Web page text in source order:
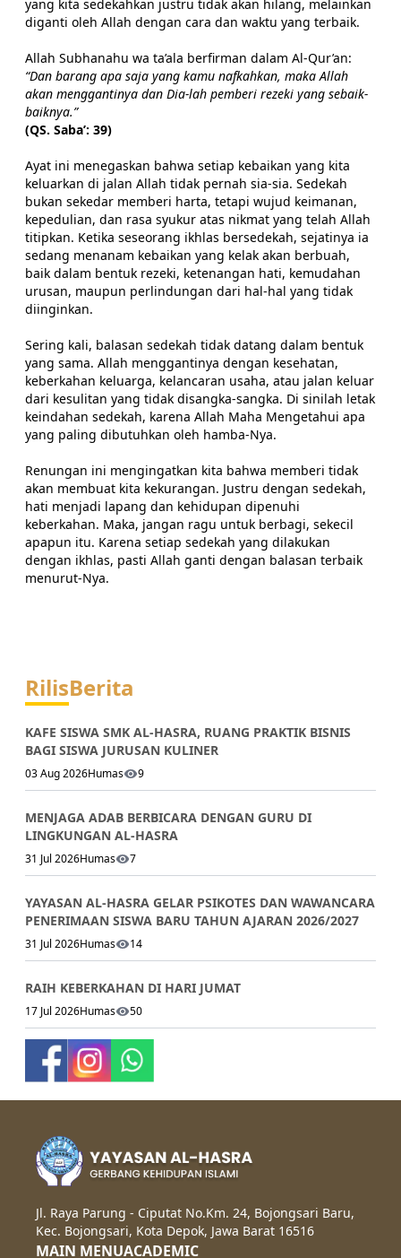
yang kita sedekahkan justru tidak akan hilang, melainkan
diganti oleh Allah dengan cara dan waktu yang terbaik.
Allah Subhanahu wa ta’ala berfirman dalam Al-Qur’an:
“Dan barang apa saja yang kamu nafkahkan, maka Allah
akan menggantinya dan Dia-lah pemberi rezeki yang sebaik-
baiknya.”
(QS. Saba’: 39)
Ayat ini menegaskan bahwa setiap kebaikan yang kita
keluarkan di jalan Allah tidak pernah sia-sia. Sedekah
bukan sekedar memberi harta, tetapi wujud keimanan,
kepedulian, dan rasa syukur atas nikmat yang telah Allah
titipkan. Ketika seseorang ikhlas bersedekah, sejatinya ia
sedang menanam kebaikan yang kelak akan berbuah,
baik dalam bentuk rezeki, ketenangan hati, kemudahan
urusan, maupun perlindungan dari hal-hal yang tidak
diinginkan.
Sering kali, balasan sedekah tidak datang dalam bentuk
yang sama. Allah menggantinya dengan kesehatan,
keberkahan keluarga, kelancaran usaha, atau jalan keluar
dari kesulitan yang tidak disangka-sangka. Di sinilah letak
keindahan sedekah, karena Allah Maha Mengetahui apa
yang paling dibutuhkan oleh hamba-Nya.
Renungan ini mengingatkan kita bahwa memberi tidak
akan membuat kita kekurangan. Justru dengan sedekah,
hati menjadi lapang dan kehidupan dipenuhi
keberkahan. Maka, jangan ragu untuk berbagi, sekecil
apapun itu. Karena setiap sedekah yang dilakukan
dengan ikhlas, pasti Allah ganti dengan balasan terbaik
menurut-Nya.
RilisBerita
KAFE SISWA SMK AL-HASRA, RUANG PRAKTIK BISNIS
BAGI SISWA JURUSAN KULINER
03 Aug 2026Humas 9
MENJAGA ADAB BERBICARA DENGAN GURU DI
LINGKUNGAN AL-HASRA
31 Jul 2026Humas 7
YAYASAN AL-HASRA GELAR PSIKOTES DAN WAWANCARA
PENERIMAAN SISWA BARU TAHUN AJARAN 2026/2027
31 Jul 2026Humas 14
RAIH KEBERKAHAN DI HARI JUMAT
17 Jul 2026Humas 50
Jl. Raya Parung - Ciputat No.Km. 24, Bojongsari Baru,
Kec. Bojongsari, Kota Depok, Jawa Barat 16516
MAIN MENUACADEMIC